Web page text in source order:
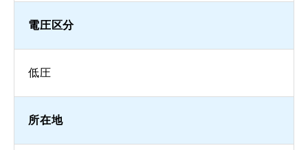
電圧区分
低圧
所在地